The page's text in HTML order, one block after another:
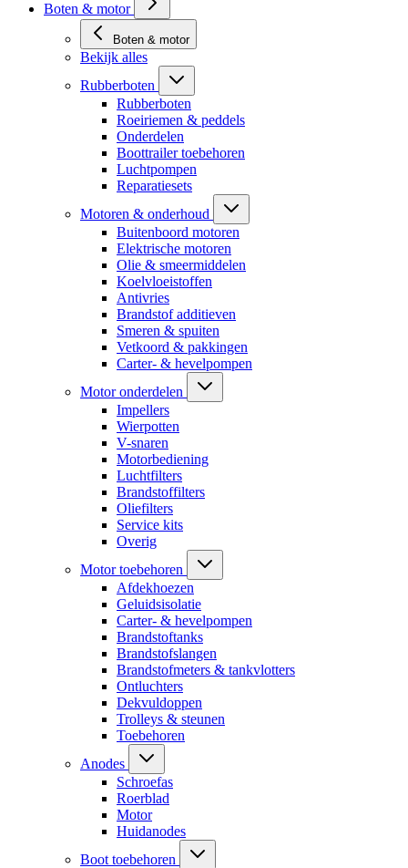
Boten & motor
Boten & motor
Bekijk alles
Rubberboten
Rubberboten
Roeiriemen & peddels
Onderdelen
Boottrailer toebehoren
Luchtpompen
Reparatiesets
Motoren & onderhoud
Buitenboord motoren
Elektrische motoren
Olie & smeermiddelen
Koelvloeistoffen
Antivries
Brandstof additieven
Smeren & spuiten
Vetkoord & pakkingen
Carter- & hevelpompen
Motor onderdelen
Impellers
Wierpotten
V-snaren
Motorbediening
Luchtfilters
Brandstoffilters
Oliefilters
Service kits
Overig
Motor toebehoren
Afdekhoezen
Geluidsisolatie
Carter- & hevelpompen
Brandstoftanks
Brandstofslangen
Brandstofmeters & tankvlotters
Ontluchters
Dekvuldoppen
Trolleys & steunen
Toebehoren
Anodes
Schroefas
Roerblad
Motor
Huidanodes
Boot toebehoren